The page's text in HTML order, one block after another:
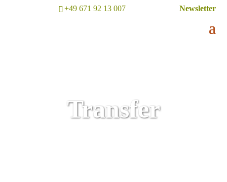
+49 671 92 13 007 Newsletter
Transfer